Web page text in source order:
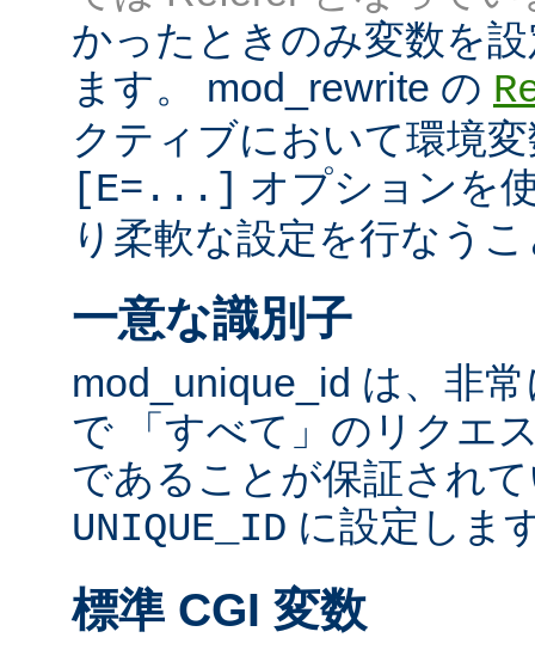
かったときのみ変数を
ます。 mod_rewrite の
クティブにおいて環境
[E=...] オプションを
り柔軟な設定を行なう
一意な識別子
mod_unique_id は、非
で 「すべて」のリクエ
であることが保証され
UNIQUE_ID に設定しま
標準 CGI 変数